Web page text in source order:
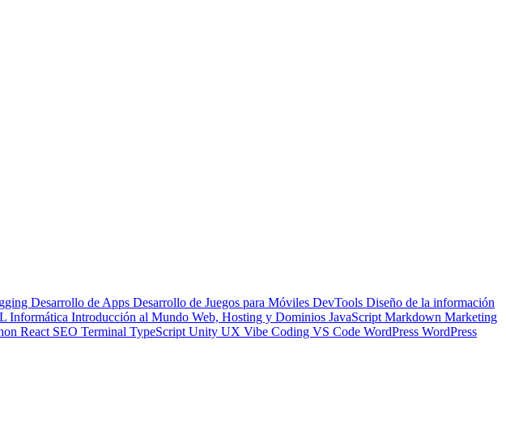
Desarrollo de Apps Desarrollo de Juegos para Móviles DevTools Diseño de la información
Informática Introducción al Mundo Web, Hosting y Dominios JavaScript Markdown Marketing
React SEO Terminal TypeScript Unity UX Vibe Coding VS Code WordPress WordPress